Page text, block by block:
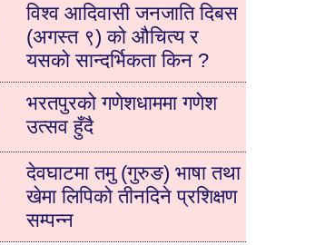
विश्व आदिवासी जनजाति दिबस
(अगस्त ९) को औचित्य र
यसको सान्दर्भिकता किन ?
भरतपुरको गणेशधाममा गणेश
उत्सव हुँदै
देवघाटमा तमु (गुरुङ) भाषा तथा
खेमा लिपिको तीनदिने प्रशिक्षण
सम्पन्न